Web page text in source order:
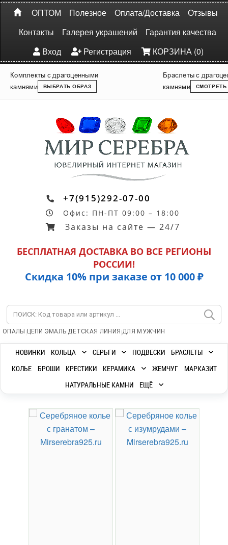
ОПТОМ Полезное Оплата/Доставка
Отзывы
Контакты
Галерея украшений
Гарантия качества
Вход
Регистрация КОРЗИНА (0)
Комплекты с драгоценными
камнями
ВЫБРАТЬ ОБРАЗ
Браслеты с
камнями
СМОТРЕТЬ
+7(915)292-07-00
Офис: ПН-ПТ 09:00 – 18:00
Заказы на сайте — 24/7
БЕСПЛАТНАЯ ДОСТАВКА ВО ВСЕ РЕГИОНЫ
РОССИИ!
Скидка 10% при заказе от 10 000 ₽
ОПАЛЫ | ЦЕПИ |ЭМАЛЬ|ДЕТСКАЯ ЛИНИЯ |ДЛЯ МУЖЧИН
НОВИНКИ КОЛЬЦА СЕРЬГИ ПОДВЕСКИ
БРАСЛЕТЫ
КОЛЬЕ
БРОШИ КРЕСТИКИ КЕРАМИКА ЖЕМЧУГ
МАРКАЗИТ
НАТУРАЛЬНЫЕ КАМНИ
ЕЩЁ